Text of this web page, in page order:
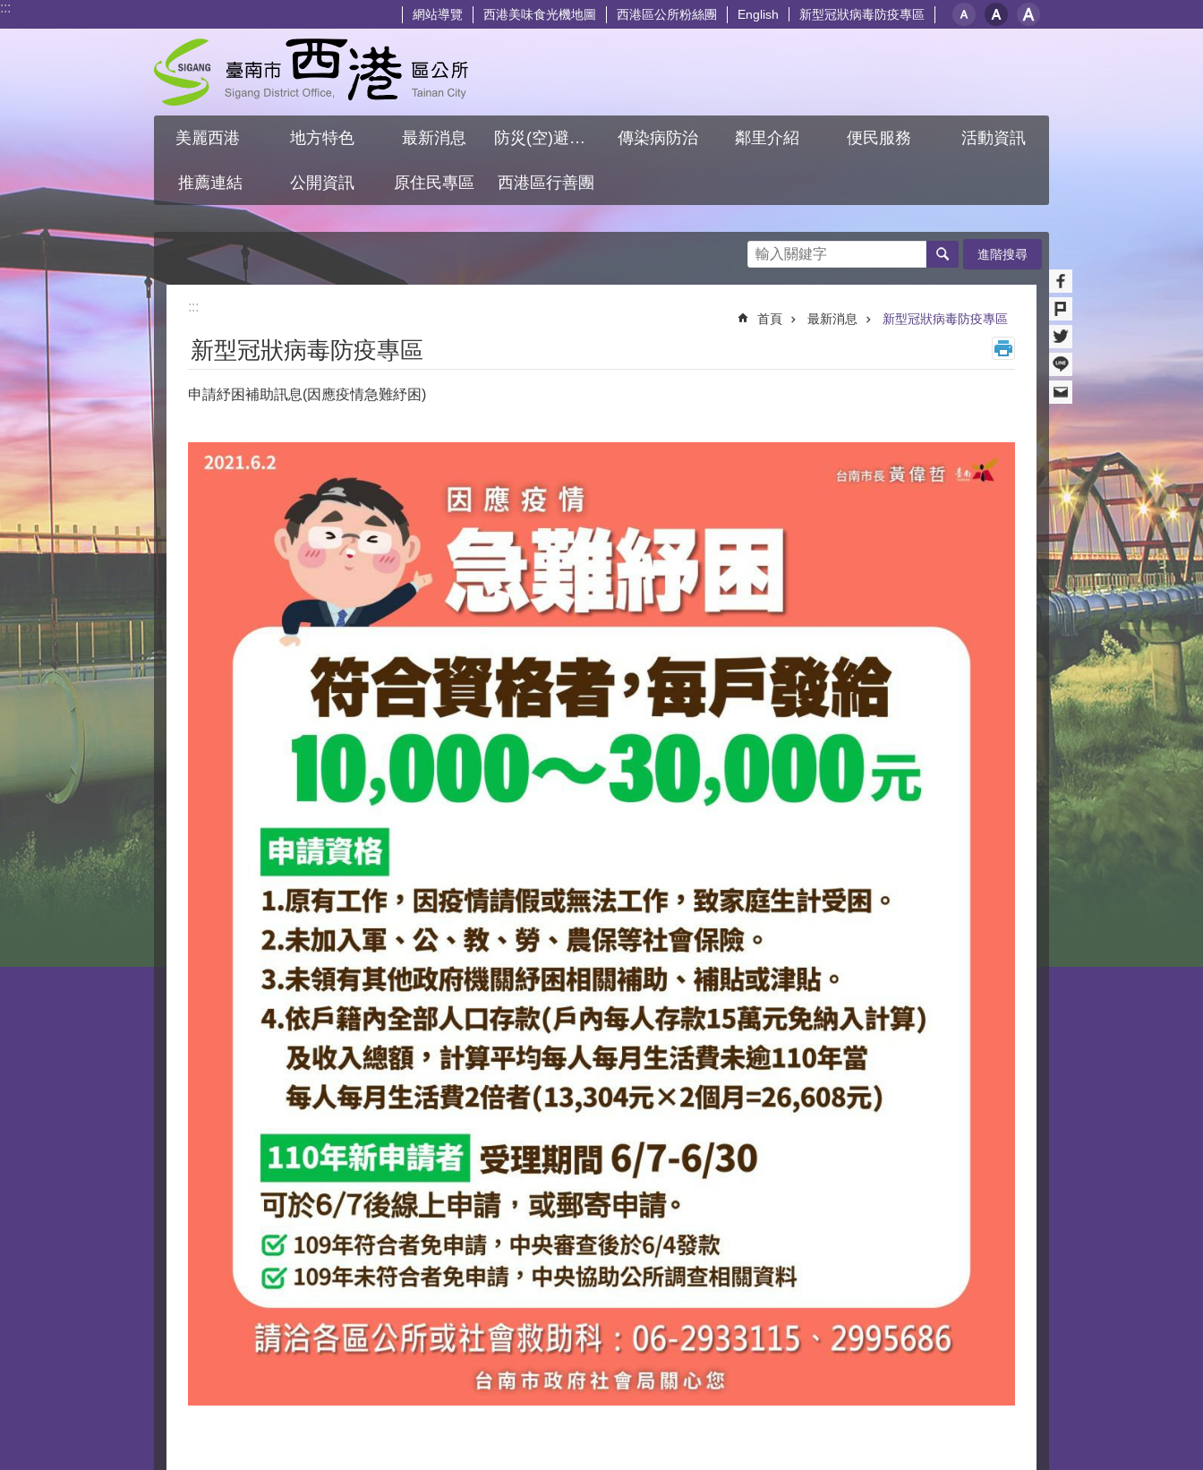
跳到主要內容區塊
::: 網站導覽 西港美味食光機地圖 西港區公所粉絲團 English 新型冠狀病毒防疫專區
美麗西港 地方特色 最新消息 防災(空)避難專區 傳染病防治 鄰里介紹 便民服務 活動資訊
推薦連結 公開資訊 原住民專區 西港區行善團
搜尋 進階搜尋
:::
首頁 最新消息 新型冠狀病毒防疫專區
新型冠狀病毒防疫專區
申請紓困補助訊息(因應疫情急難紓困)